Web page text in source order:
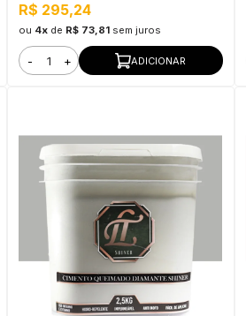
R$ 295,24
ou 4x de R$ 73,81 sem juros
- + ADICIONAR